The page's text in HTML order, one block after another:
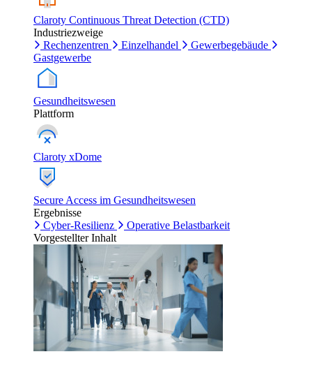
Claroty Continuous Threat Detection (CTD)
Industriezweige
Rechenzentren
Einzelhandel
Gewerbegebäude
Gastgewerbe
Gesundheitswesen
Plattform
Claroty xDome
Secure Access im Gesundheitswesen
Ergebnisse
Cyber-Resilienz
Operative Belastbarkeit
Vorgestellter Inhalt